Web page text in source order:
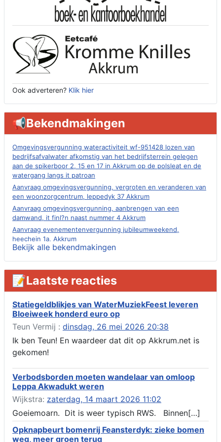
Ook adverteren? Klik hier
📢Bekendmakingen
Omgevingsvergunning wateractiviteit wf-951428 lozen van
bedrijfsafvalwater afkomstig van het bedrijfsterrein gelegen
aan de spikerboor 2, 15 en 17 in Akkrum op de polsleat en de
watergang langs it patroan
Aanvraag omgevingsvergunning, vergroten en veranderen van
een woonzorgcentrum, leppedyk 37 Akkrum
Aanvraag omgevingsvergunning, aanbrengen van een
damwand, it finl?n naast nummer 4 Akkrum
Aanvraag evenementenvergunning jubileumweekend,
heechein 1a, Akkrum
Verlening omgevingsvergunning, tijdelijk gebruik openbare
ruimte 02-10 t/m 02-11-2026, sitadel voor nr 6 te Akkrum
Aanvraag omgevingsvergunning, tijdelijk gebruik openbare
ruimte 02-10 t/m 02-11-2026, sitadel voor nr 6 te Akkrum
Verlenging beslistermijn aanvraag omgevingsvergunning,
heechein 28, 8491 em Akkrum
Aanvraag omgevingsvergunning, veranderen van een woning
(voordeur en dakkapel), boarnsterdyk 75 Akkrum
aanbrengen van asfalt t.b.v. onderhoud fietspad t.h.v
boarnsterdyk, Akkrum
Verlening ontheffing geluid, boarnsw?l Akkrum
Kennisgeving vergunningaanvraag voor het -bouwwerken,
werken en objecten in of bij een oppervlaktewaterlichaam, niet
zijnde de noordzee, of waterkering in beheer bij het rijk te
Akkrum
Verlening omgevingsvergunning, veranderen van twee
bruggen (renovatie), ljouwerterdyk nabij nummer 6 Akkrum
Bekijk alle bekendmakingen
📝Laatste reacties
Statiegeldblikjes van WaterMuziekFeest leveren
Bloeiweek honderd euro op
Teun Vermij : dinsdag, 26 mei 2026 20:38
Ik ben Teun! En waardeer dat dit op Akkrum.net is
gekomen!
Verbodsborden moeten wandelaar van omloop
Leppa Akwadukt weren
Wijkstra: zaterdag, 14 maart 2026 11:02
Goeiemoarn. Dit is weer typisch RWS. Binnen[…]
Opknapbeurt bomenrij Feansterdyk: zieke bomen
weg, meer groen terug